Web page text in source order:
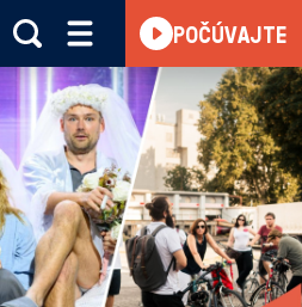
POČÚVAJTE